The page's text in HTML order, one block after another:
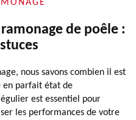
de poêle :
nous savons combien il est
en parfait état de
est essentiel pour
les performances de votre